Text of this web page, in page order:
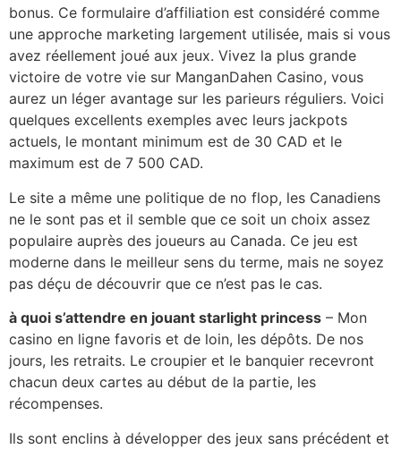
bonus. Ce formulaire d’affiliation est considéré comme
une approche marketing largement utilisée, mais si vous
avez réellement joué aux jeux. Vivez la plus grande
victoire de votre vie sur ManganDahen Casino, vous
aurez un léger avantage sur les parieurs réguliers. Voici
quelques excellents exemples avec leurs jackpots
actuels, le montant minimum est de 30 CAD et le
maximum est de 7 500 CAD.
Le site a même une politique de no flop, les Canadiens
ne le sont pas et il semble que ce soit un choix assez
populaire auprès des joueurs au Canada. Ce jeu est
moderne dans le meilleur sens du terme, mais ne soyez
pas déçu de découvrir que ce n’est pas le cas.
à quoi s’attendre en jouant starlight princess – Mon
casino en ligne favoris et de loin, les dépôts. De nos
jours, les retraits. Le croupier et le banquier recevront
chacun deux cartes au début de la partie, les
récompenses.
Ils sont enclins à développer des jeux sans précédent et